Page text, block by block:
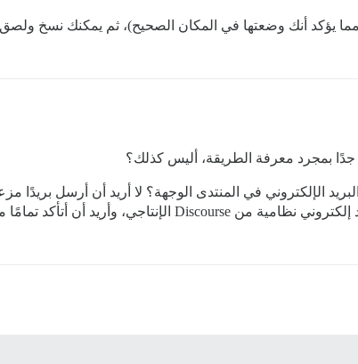
يؤكد أنك وضعتها في المكان الصحيح)، ثم يمكنك نسخ
بمجرد معرفة الطريقة، أليس كذلك؟